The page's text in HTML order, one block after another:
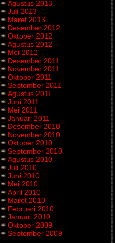
Agustus 2013
Juli 2013
Maret 2013
Desember 2012
Oktober 2012
Agustus 2012
Mei 2012
Desember 2011
November 2011
Oktober 2011
September 2011
Agustus 2011
Juni 2011
Mei 2011
Januari 2011
Desember 2010
November 2010
Oktober 2010
September 2010
Agustus 2010
Juli 2010
Juni 2010
Mei 2010
April 2010
Maret 2010
Februari 2010
Januari 2010
Oktober 2009
September 2009